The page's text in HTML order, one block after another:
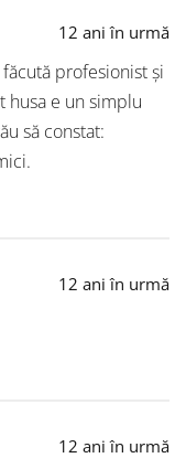
12 ani în urmă
profesionist și
husa e un simplu
să constat:
12 ani în urmă
12 ani în urmă